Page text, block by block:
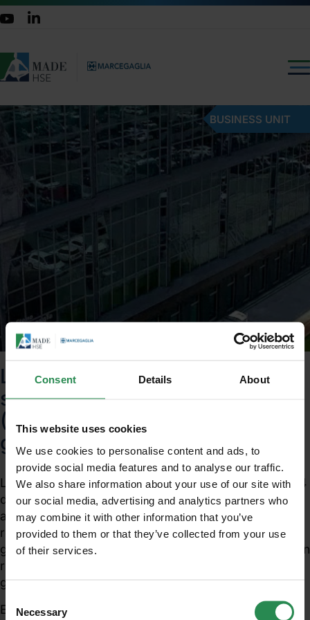
Consent Details About
This website uses cookies
We use cookies to personalise content and ads, to
provide social media features and to analyse our traffic.
We also share information about your use of our site with
our social media, advertising and analytics partners who
may combine it with other information that you’ve
provided to them or that they’ve collected from your use
of their services.
Selection
Necessary
BUSINESS UNIT
Lombardia: Chiusura della
scheda annuale di O.R.SO.
(IMPIANTI) posticipata al 30
giugno 2010
Lombardia - Si ricorda che la data prevista al punto 4
della dgr 10619/2009 (1), per la chiusura della scheda
annuale di O.R.SO. (IMPIANTI) per gli impianti di
recupero e smaltimento, relativamente ai dati di
gestione dei rifiuti effettuata negli impianti medesimi in
riferimento all'anno 2009, è stata posticipata al 30
giugno 2010.
Entro tale data è stabilita dalla normativa vigente
Unisciti al mondo MadeHSE
obblighi, modifiche, prescrizioni in ambito tecnico